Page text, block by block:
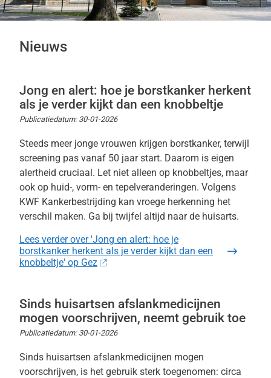
Nieuws
Jong en alert: hoe je borstkanker herkent
als je verder kijkt dan een knobbeltje
Publicatiedatum: 30-01-2026
Steeds meer jonge vrouwen krijgen borstkanker, terwijl
screening pas vanaf 50 jaar start. Daarom is eigen
alertheid cruciaal. Let niet alleen op knobbeltjes, maar
ook op huid-, vorm- en tepelveranderingen. Volgens
KWF Kankerbestrijding kan vroege herkenning het
verschil maken. Ga bij twijfel altijd naar de huisarts.
Lees verderover 'Jong en alert: hoe je
borstkanker herkent als je verder kijkt dan een
knobbeltje' op Gez
Sinds huisartsen afslankmedicijnen
mogen voorschrijven, neemt gebruik toe
Publicatiedatum: 30-01-2026
Sinds huisartsen afslankmedicijnen mogen
voorschrijven, is het gebruik sterk toegenomen: circa